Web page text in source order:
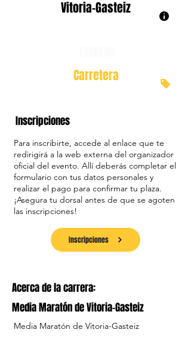
Vitoria-Gasteiz
Carretera
Inscripciones
Para inscribirte, accede al enlace que te
redirigirá a la web externa del organizador
oficial del evento. Allí deberás completar el
formulario con tus datos personales y
realizar el pago para confirmar tu plaza.
¡Asegura tu dorsal antes de que se agoten
las inscripciones!
Inscripciones
Acerca de la carrera:
Media Maratón de Vitoria-Gasteiz
Media Maratón de Vitoria-Gasteiz